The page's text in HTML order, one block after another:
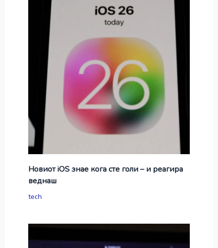
Новиот iOS знае кога сте голи – и реагира
веднаш
tech